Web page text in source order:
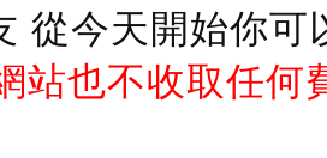
從今天開始你
站也不收取任何